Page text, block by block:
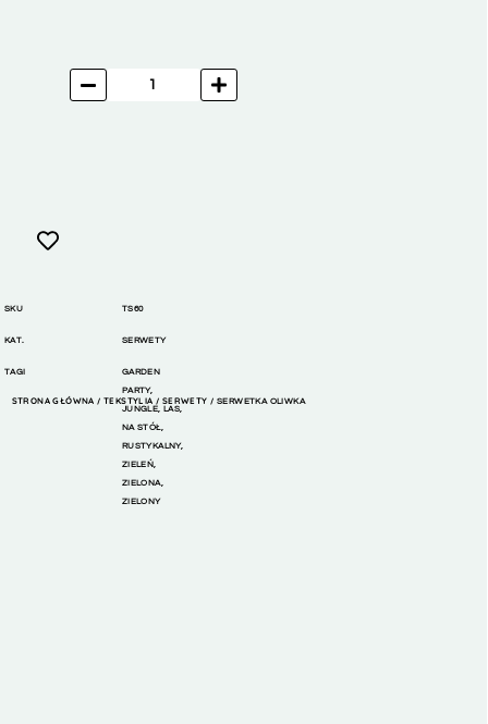
SKU TS60
KAT. SERWETY
TAGI
GARDEN
PARTY,
JUNGLE, LAS,
NA STÓŁ,
RUSTYKALNY,
ZIELEŃ,
ZIELONA,
ZIELONY
STRONA GŁÓWNA /TEKSTYLIA / SERWETY / SERWETKA OLIWKA